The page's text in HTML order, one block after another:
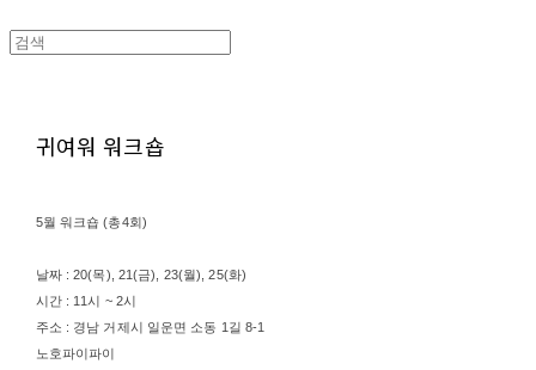
귀여워 워크숍
5월 워크숍 (총4회)
날짜 : 20(목), 21(금), 23(월), 25(화)
시간 : 11시 ~ 2시
주소 : 경남 거제시 일운면 소동 1길 8-1
노호파이파이